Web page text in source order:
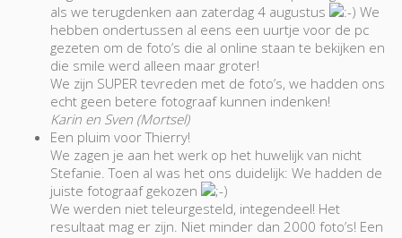
als we terugdenken aan zaterdag 4 augustus
We
hebben ondertussen al eens een uurtje voor de pc
gezeten om de foto’s die al online staan te bekijken en
die smile werd alleen maar groter!
We zijn SUPER tevreden met de foto’s, we hadden ons
echt geen betere fotograaf kunnen indenken!
Karin en Sven (Mortsel)
Een pluim voor Thierry!
We zagen je aan het werk op het huwelijk van nicht
Stefanie. Toen al was het ons duidelijk: We hadden de
juiste fotograaf gekozen
We werden niet teleurgesteld, integendeel! Het
resultaat mag er zijn. Niet minder dan 2000 foto’s! Een